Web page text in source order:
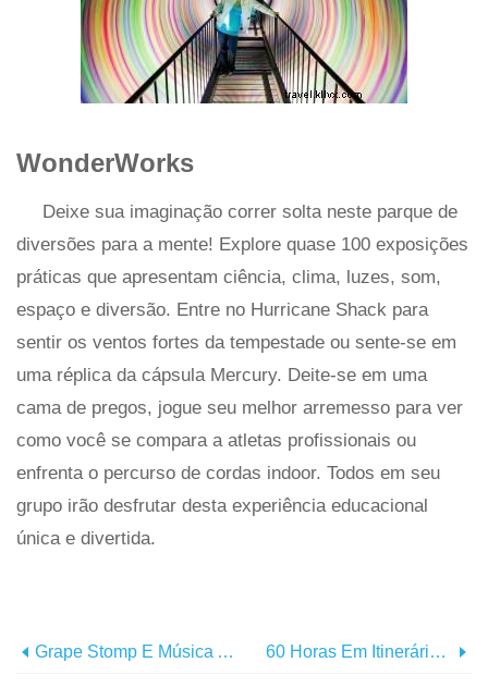
WonderWorks
Deixe sua imaginação correr solta neste parque de
diversões para a mente! Explore quase 100 exposições
práticas que apresentam ciência, clima, luzes, som,
espaço e diversão. Entre no Hurricane Shack para
sentir os ventos fortes da tempestade ou sente-se em
uma réplica da cápsula Mercury. Deite-se em uma
cama de pregos, jogue seu melhor arremesso para ver
como você se compara a atletas profissionais ou
enfrenta o percurso de cordas indoor. Todos em seu
grupo irão desfrutar desta experiência educacional
única e divertida.
Grape Stomp E Música Ao Vivo Parte Do SeptemberFest! 60 Horas Em Itinerários De Myrtle Beach